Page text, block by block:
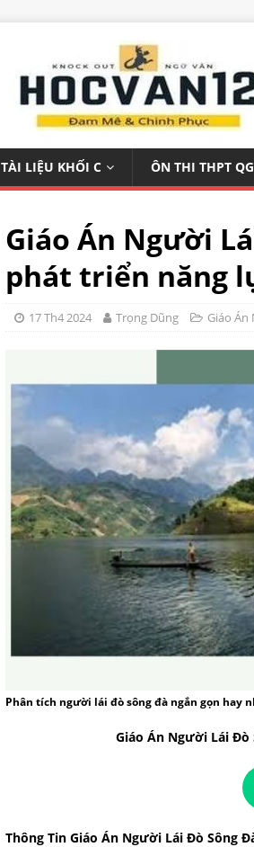
TÀI LIỆU KHỐI C ÔN THI THPT QG
Giáo Án Người
phát triển năng
17 Th4 2024 Trọng Dũng Giáo Án
Phân tích người lái đò sông đà ngắn gọn hay
Giáo Án Người Lái
Thông Tin Giáo Án Người Lái Đò Sông